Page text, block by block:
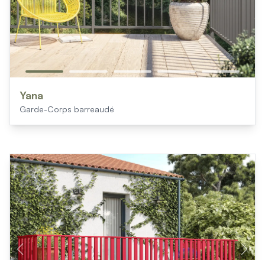
Yana
Garde-Corps barreaudé